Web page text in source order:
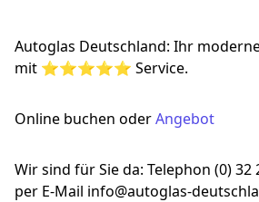
Autoglas Deutschland: Ihr
mit ⭐⭐⭐⭐⭐ Service.
Online buchen oderAngebot
Wir sind für Sie da: Telephon (0) 32
per E-Mail info@autoglas-